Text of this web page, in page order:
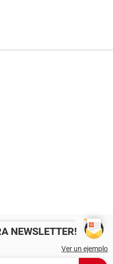
NEWSLETTER!
Ver un ejemplo